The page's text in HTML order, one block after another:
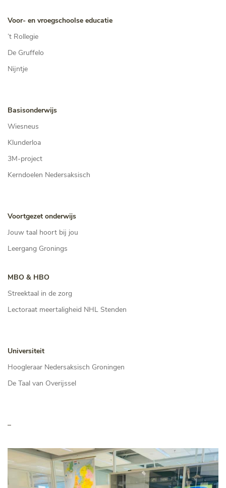
Voor- en vroegschoolse educatie
’t Rollegie
De Gruffelo
Nijntje
Basisonderwijs
Wiesneus
Klunderloa
3M-project
Kerndoelen Nedersaksisch
Voortgezet onderwijs
Jouw taal hoort bij jou
Leergang Gronings
MBO & HBO
Streektaal in de zorg
Lectoraat meertaligheid NHL Stenden
Universiteit
Hoogleraar Nedersaksisch Groningen
De Taal van Overijssel
–